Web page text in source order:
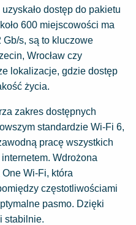
dostęp do pakietu
600 miejscowości ma
s, są to kluczowe
Wrocław czy
lokalizacje, gdzie dostęp
życia.
zakres dostępnych
standardzie Wi-Fi 6,
pracę wszystkich
Wdrożona
Wi-Fi, która
częstotliwościami
pasmo. Dzięki
stabilnie.